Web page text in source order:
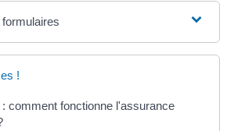
!
comment fonctionne l'assurance